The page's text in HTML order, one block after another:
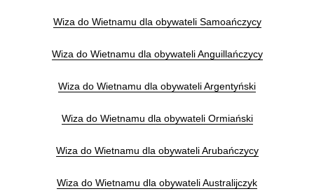
Wiza do Wietnamu dla obywateli Samoańczycy
Wiza do Wietnamu dla obywateli Anguillańczycy
Wiza do Wietnamu dla obywateli Argentyński
Wiza do Wietnamu dla obywateli Ormiański
Wiza do Wietnamu dla obywateli Arubańczycy
Wiza do Wietnamu dla obywateli Australijczyk